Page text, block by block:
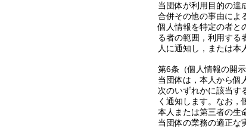
当団体が利用目的の達
合併その他の事由によ
個人情報を特定の者と
る者の範囲，利用する
人に通知し，または本
第6条（個人情報の開示
当団体は，本人から個
次のいずれかに該当す
く通知します。なお，
本人または第三者の生
当団体の業務の適正な